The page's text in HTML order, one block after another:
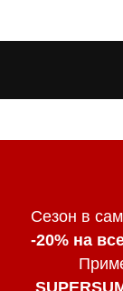
Сезон в
-20% на